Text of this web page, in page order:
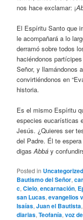
nos hace exclamar: ¡
El Espíritu Santo que
le acompañará a lo
derramó sobre todos
haciéndonos
Señor, y llamándonos
convirtiéndonos en
historia.
Es el mismo Espíritu
especies eucarísticas
Jesús. ¿Quieres ser
del Padre. Él te
digasAbbá y
Posted in Uncategorized
Bautismo del Señor,
c,Cielo,encarnación,
san Lucas,evangelios
Isaías,Juan el Bautista
diarias,Teofanía,voz